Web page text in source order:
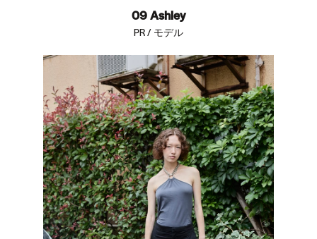
09 Ashley
PR / モデル